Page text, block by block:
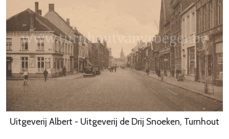
Uitgeverij Albert - Uitgeverij de Drij Snoeken, Turnhout